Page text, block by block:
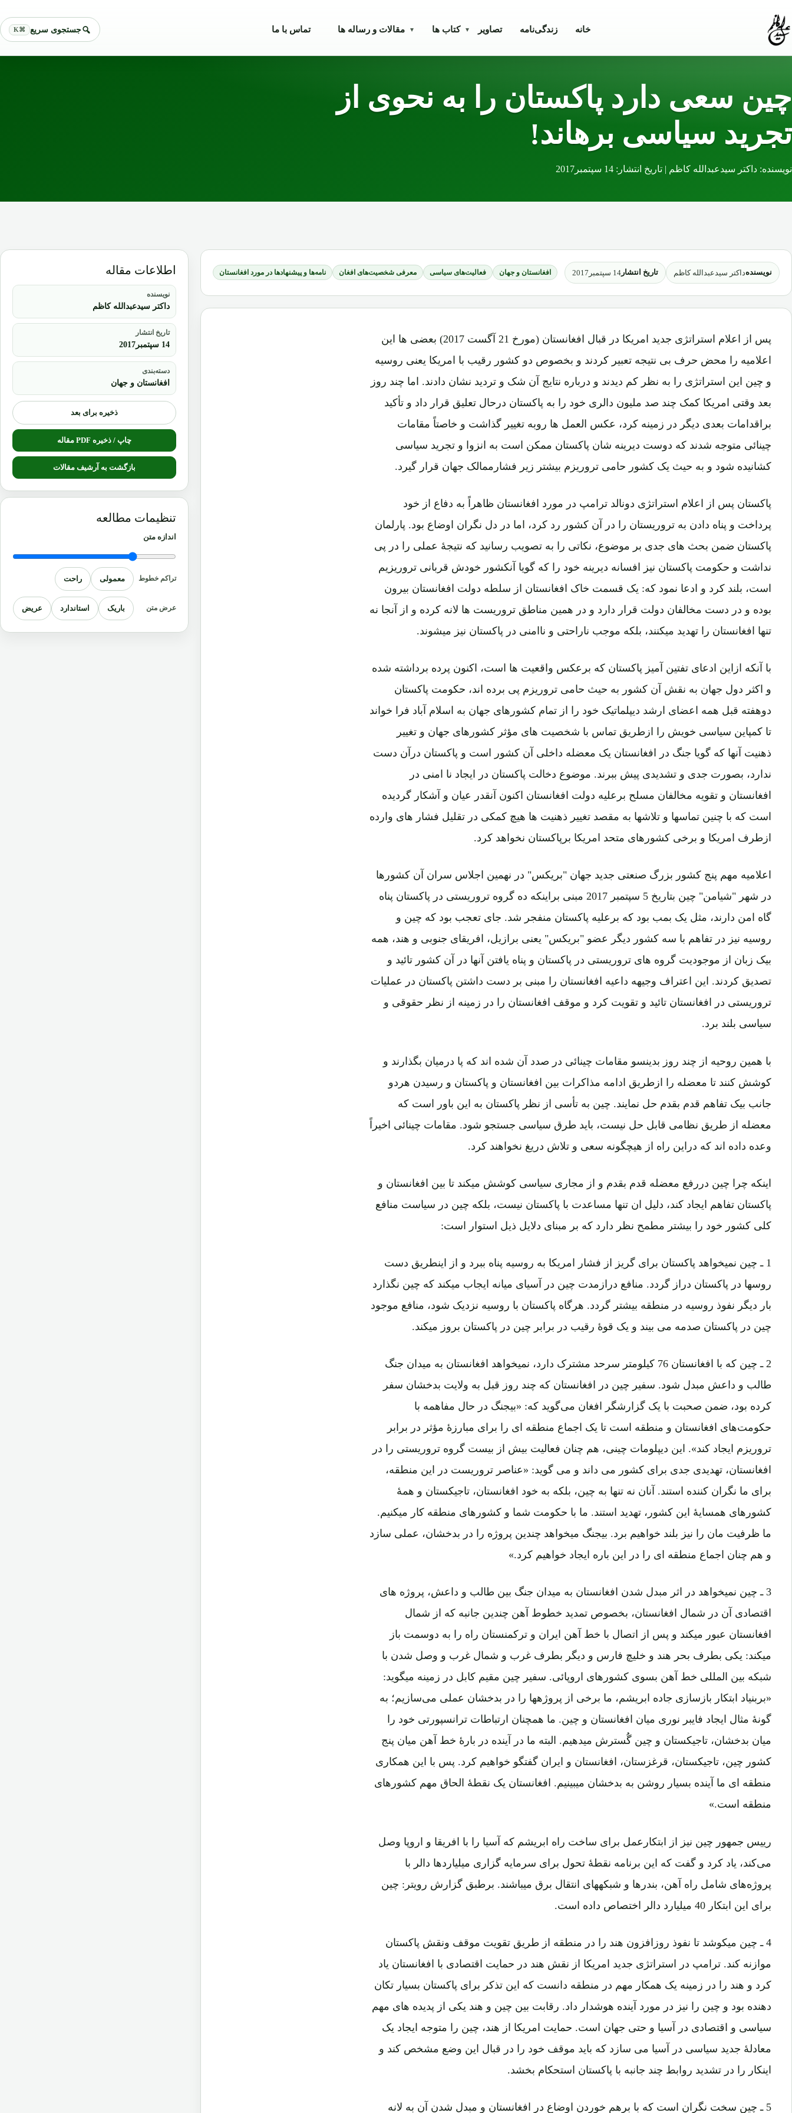
خانه زندگی‌نامه تصاویر کتاب ها ▾ مقالات و رساله ها ▾ تماس با ما جستجوی سریع ⌘K
چین سعی دارد پاکستان را به نحوی از
تجرید سیاسی برهاند!
نویسنده: داکتر سیدعبدالله کاظم | تاریخ انتشار: 14 سپتمبر2017
نویسندهداکتر سیدعبدالله کاظم تاریخ انتشار14 سپتمبر2017 افغانستان و جهان فعالیت‌های سیاسی معرفی شخصیت‌های افغان نامه‌ها و پیشنهادها در مورد افغانستان
پس از اعلام استراتژی جدید امریکا در قبال افغانستان (مورخ 21 آگست 2017) بعضی ها این
اعلامیه را محض حرف بی نتیجه تعبیر کردند و بخصوص دو کشور رقیب با امریکا یعنی روسیه
و چین این استراتژی را به نظر کم دیدند و درباره نتایج آن شک و تردید نشان دادند. اما چند روز
بعد وقتی امریکا کمک چند صد ملیون دالری خود را به پاکستان درحال تعلیق قرار داد و تأکید
براقدامات بعدی دیگر در زمینه کرد، عکس العمل ها روبه تغییر گذاشت و خاصتاً مقامات
چینائی متوجه شدند که دوست دیرینه شان پاکستان ممکن است به انزوا و تجرید سیاسی
کشانیده شود و به حیث یک کشور حامی تروریزم بیشتر زیر فشارممالک جهان قرار گیرد.
پاکستان پس از اعلام استراتژی دونالد ترامپ در مورد افغانستان ظاهراً به دفاع از خود
پرداخت و پناه دادن به تروریستان را در آن کشور رد کرد، اما در دل نگران اوضاع بود. پارلمان
پاکستان ضمن بحث های جدی بر موضوع، نکاتی را به تصویب رسانید که نتیجۀ عملی را در پی
نداشت و حکومت پاکستان نیز افسانه دیرینه خود را که گویا آنکشور خودش قربانی تروریزیم
است، بلند کرد و ادعا نمود که: یک قسمت خاک افغانستان از سلطه دولت افغانستان بیرون
بوده و در دست مخالفان دولت قرار دارد و در همین مناطق تروریست ها لانه کرده و از آنجا نه
تنها افغانستان را تهدید میکنند، بلکه موجب ناراحتی و ناامنی در پاکستان نیز میشوند.
با آنکه ازاین ادعای تفتین آمیز پاکستان که برعکس واقعیت ها است، اکنون پرده برداشته شده
و اکثر دول جهان به نقش آن کشور به حیث حامی تروریزم پی برده اند، حکومت پاکستان
دوهفته قبل همه اعضای ارشد دیپلماتیک خود را از تمام کشورهای جهان به اسلام آباد فرا خواند
تا کمپاین سیاسی خویش را ازطریق تماس با شخصیت های مؤثر کشورهای جهان و تغییر
ذهنیت آنها که گویا جنگ در افغانستان یک معضله داخلی آن کشور است و پاکستان درآن دست
ندارد، بصورت جدی و تشدیدی پیش ببرند. موضوع دخالت پاکستان در ایجاد نا امنی در
افغانستان و تقویه مخالفان مسلح برعلیه دولت افغانستان اکنون آنقدر عیان و آشکار گردیده
است که با چنین تماسها و تلاشها به مقصد تغییر ذهنیت ها هیچ کمکی در تقلیل فشار های وارده
ازطرف امریکا و برخی کشورهای متحد امریکا برپاکستان نخواهد کرد.
اعلامیه مهم پنج کشور بزرگ صنعتی جدید جهان "بریکس" در نهمین اجلاس سران آن کشورها
در شهر "شیامن" چین بتاریخ 5 سپتمبر 2017 مبنی براینکه ده گروه تروریستی در پاکستان پناه
گاه امن دارند، مثل یک بمب بود که برعلیه پاکستان منفجر شد. جای تعجب بود که چین و
روسیه نیز در تفاهم با سه کشور دیگر عضو "بریکس" یعنی برازیل، افریقای جنوبی و هند، همه
بیک زبان از موجودیت گروه های تروریستی در پاکستان و پناه یافتن آنها در آن کشور تائید و
تصدیق کردند. این اعتراف وجیهه داعیه افغانستان را مبنی بر دست داشتن پاکستان در عملیات
تروریستی در افغانستان تائید و تقویت کرد و موقف افغانستان را در زمینه از نظر حقوقی و
سیاسی بلند برد.
با همین روحیه از چند روز بدینسو مقامات چینائی در صدد آن شده اند که پا درمیان بگذارند و
کوشش کنند تا معضله را ازطریق ادامه مذاکرات بین افغانستان و پاکستان و رسیدن هردو
جانب بیک تفاهم قدم بقدم حل نمایند. چین به تأسی از نظر پاکستان به این باور است که
معضله از طریق نظامی قابل حل نیست، باید طرق سیاسی جستجو شود. مقامات چینائی اخیراً
وعده داده اند که دراین راه از هیچگونه سعی و تلاش دریغ نخواهند کرد.
اینکه چرا چین دررفع معضله قدم بقدم و از مجاری سیاسی کوشش میکند تا بین افغانستان و
پاکستان تفاهم ایجاد کند، دلیل ان تنها مساعدت با پاکستان نیست، بلکه چین در سیاست منافع
کلی کشور خود را بیشتر مطمح نظر دارد که بر مبنای دلایل ذیل استوار است:
1 ـ چین نمیخواهد پاکستان برای گریز از فشار امریکا به روسیه پناه ببرد و از اینطریق دست
روسها در پاکستان دراز گردد. منافع درازمدت چین در آسیای میانه ایجاب میکند که چین نگذارد
بار دیگر نفوذ روسیه در منطقه بیشتر گردد. هرگاه پاکستان با روسیه نزدیک شود، منافع موجود
چین در پاکستان صدمه می بیند و یک قوۀ رقیب در برابر چین در پاکستان بروز میکند.
2 ـ چین که با افغانستان 76 کیلومتر سرحد مشترک دارد، نمیخواهد افغانستان به میدان جنگ
طالب و داعش مبدل شود. سفیر چین در افغانستان که چند روز قبل به ولایت بدخشان سفر
کرده بود، ضمن صحبت با یک گزارشگر افغان می‌گوید که: «بیجنگ در حال مفاهمه با
حکومت‌های افغانستان و منطقه است تا یک اجماع منطقه ای را برای مبارزۀ مؤثر در برابر
تروریزم ایجاد کند». این دیپلومات چینی، هم چنان فعالیت بیش از بیست گروه تروریستی را در
افغانستان، تهدیدی جدی برای کشور می داند و می گوید: «عناصر تروریست در این منطقه،
برای ما نگران کننده استند. آنان نه تنها به چین، بلکه به خود افغانستان، تاجیکستان و همۀ
کشورهای همسایۀ این کشور، تهدید استند. ما با حکومت شما و کشورهای منطقه کار می‎کنیم.
ما ظرفیت مان را نیز بلند خواهیم برد. بیجنگ می‎خواهد چندین پروژه را در بدخشان، عملی سازد
و هم چنان اجماع منطقه‎ ای را در این باره ایجاد خواهیم کرد.»
3 ـ چین نمیخواهد در اثر مبدل شدن افغانستان به میدان جنگ بین طالب و داعش، پروژه های
اقتصادی آن در شمال افغانستان، بخصوص تمدید خطوط آهن چندین جانبه که از شمال
افغانستان عبور میکند و پس از اتصال با خط آهن ایران و ترکمنستان راه را به دوسمت باز
میکند: یکی بطرف بحر هند و خلیچ فارس و دیگر بطرف غرب و شمال غرب و وصل شدن با
شبکه بین المللی خط آهن بسوی کشورهای اروپائی. سفیر چین مقیم کابل در زمینه میگوید:
«بربنیاد ابتکار بازسازی جاده ابریشم، ما برخی از پروژه‎ها را در بدخشان عملی می‌سازیم؛ به
گونۀ مثال ایجاد فایبر نوری میان افغانستان و چین. ما همچنان ارتباطات ترانسپورتی خود را
میان بدخشان، تاجیکستان و چین گُسترش می‎دهیم. البته ما در آینده در بارۀ خط آهن میان پنج
کشور چین، تاجیکستان، قرغزستان، افغانستان و ایران گفتگو خواهیم کرد. پس با این همکاری
منطقه ای ما آینده بسیار روشن به بدخشان می‎بینیم. افغانستان یک نقطۀ الحاق مهم کشورهای
منطقه است.»
رییس جمهور چین نیز از ابتکارعمل برای ساخت راه ابریشم که آسیا را با افریقا و اروپا وصل
می‌کند، یاد کرد و گفت که این برنامه نقطۀ تحول برای سرمایه گزاری میلیاردها دالر با
پروژه‌های شامل راه آهن‌، بندرها و شبکه‎های انتقال برق میباشند. برطبق گزارش رویتر: چین
برای این ابتکار 40 میلیارد دالر اختصاص داده است.
4 ـ چین میکوشد تا نفوذ روزافزون هند را در منطقه از طریق تقویت موقف ونقش پاکستان
موازنه کند. ترامپ در استراتژی جدید امریکا از نقش هند در حمایت اقتصادی با افغانستان یاد
کرد و هند را در زمینه یک همکار مهم در منطقه دانست که این تذکر برای پاکستان بسیار تکان
دهنده بود و چین را نیز در مورد آینده هوشدار داد. رقابت بین چین و هند یکی از پدیده های مهم
سیاسی و اقتصادی در آسیا و حتی جهان است. حمایت امریکا از هند، چین را متوجه ایجاد یک
معادلۀ جدید سیاسی در آسیا می سازد که باید موقف خود را در قبال این وضع مشخص کند و
اینکار را در تشدید روابط چند جانبه با پاکستان استحکام بخشد.
5 ـ چین سخت نگران است که با برهم خوردن اوضاع در افغانستان و مبدل شدن آن به لانه
اطلاعات مقاله
نویسنده
داکتر سیدعبدالله کاظم
تاریخ انتشار
14 سپتمبر2017
دسته‌بندی
افغانستان و جهان
ذخیره برای بعد
چاپ / ذخیره PDF مقاله
بازگشت به آرشیف مقالات
تنظیمات مطالعه
اندازه متن
تراکم خطوط معمولی راحت
عرض متن باریک استاندارد عریض